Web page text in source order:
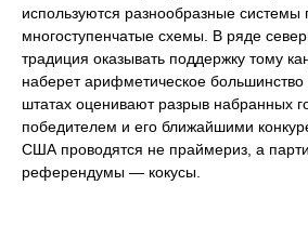
используются разнообразные системы
многоступенчатые схемы. В ряде
традиция оказывать поддержку тому
наберет арифметическое
штатах оценивают разрыв набранных
победителем и его ближайшими
США проводятся не праймериз, а
референдумы — кокусы.